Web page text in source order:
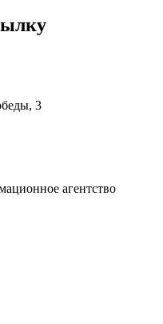
3
агентство